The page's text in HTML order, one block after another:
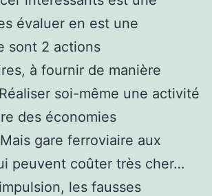
évaluer en est une
sont 2 actions
à fournir de manière
soi-même une activité
des économies
gare ferroviaire aux
peuvent coûter très cher…
les fausses